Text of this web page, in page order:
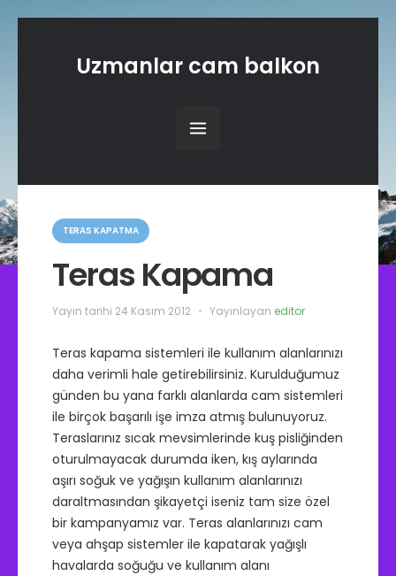
Uzmanlar cam balkon
a
e
e
TERAS KAPATMA
Teras Kapama
Yayın tarihi 24 Kasım 2012 Yayınlayan editor
Teras kapama sistemleri ile kullanım alanlarınızı
daha verimli hale getirebilirsiniz. Kurulduğumuz
günden bu yana farklı alanlarda cam sistemleri
ile birçok başarılı işe imza atmış bulunuyoruz.
Teraslarınız sıcak mevsimlerinde kuş pisliğinden
oturulmayacak durumda iken, kış aylarında
aşırı soğuk ve yağışın kullanım alanlarınızı
daraltmasından şikayetçi iseniz tam size özel
bir kampanyamız var. Teras alanlarınızı cam
veya ahşap sistemler ile kapatarak yağışlı
havalarda soğuğu ve kullanım alanı